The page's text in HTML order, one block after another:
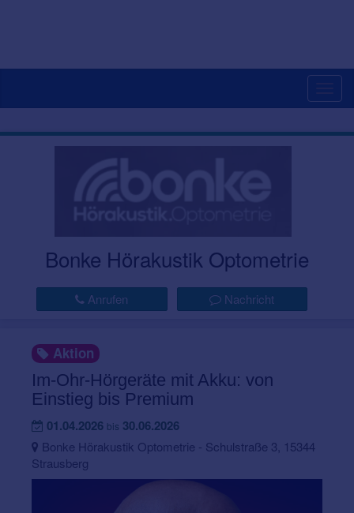
Bonke Hörakustik Optometrie
Anrufen Nachricht
Aktion
Im-Ohr-Hörgeräte mit Akku: von
Einstieg bis Premium
01.04.2026 bis 30.06.2026
Bonke Hörakustik Optometrie - Schulstraße 3, 15344
Strausberg